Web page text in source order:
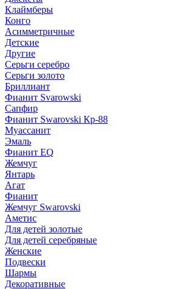
Клаймберы
Конго
Асимметричные
Детские
Другие
Серьги серебро
Серьги золото
Бриллиант
Фианит Svarowski
Сапфир
Фианит Swarovski Кр-88
Муассанит
Эмаль
Фианит EQ
Жемчуг
Янтарь
Агат
Фианит
Жемчуг Swarovski
Аметис
Для детей золотые
Для детей серебряные
Женские
Подвески
Шармы
Декоративные